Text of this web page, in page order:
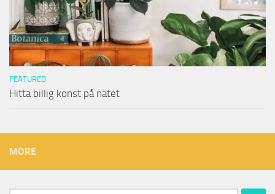
FEATURED
Hitta billig konst på nätet
MORE